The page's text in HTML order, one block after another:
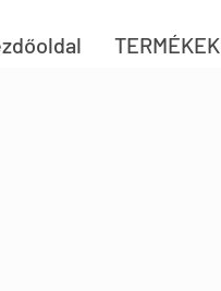
TERMÉKEK